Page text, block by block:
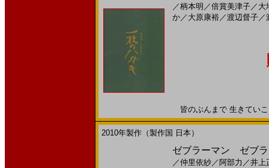
／柄本明 ／倍賞美津子／ 大
か／ 大原康裕／渡辺督子／
皆のぶんまで 生きてい
2010年製作（製作国 日本）
ゼブラーマン ゼブラ
／仲里依紗／ 阿部力 ／井上